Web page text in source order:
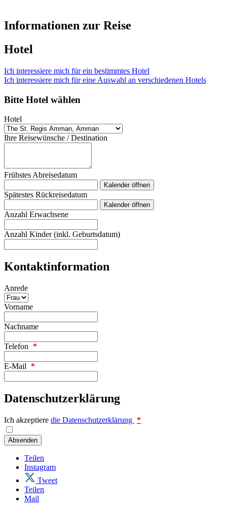
Informationen zur Reise
Hotel
Ich interessiere mich für ein bestimmtes Hotel
Ich interessiere mich für eine Auswahl an verschiedenen Hotels
Bitte Hotel wählen
Hotel
Ihre Reisewünsche / Destination
Frühstes Abreisedatum
Kalender öffnen
Spätestes Rückreisedatum
Kalender öffnen
Anzahl Erwachsene
Anzahl Kinder (inkl. Geburtsdatum)
Kontaktinformation
Anrede
Vorname
Nachname
Telefon *
E-Mail *
Datenschutzerklärung
Ich akzeptiere die Datenschutzerklärung *
Absenden
Teilen
Instagram
Tweet
Teilen
Mail